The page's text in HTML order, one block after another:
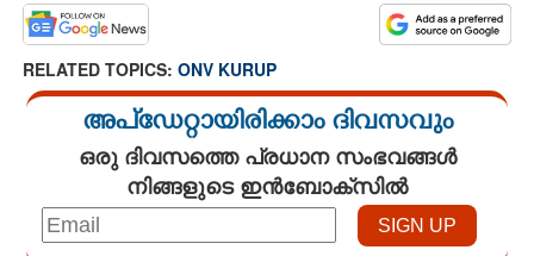
RELATED TOPICS: ONV KURUP
അപ്ഡേറ്റായിരിക്കാം ദിവസവും
ഒരു ദിവസത്തെ പ്രധാന സംഭവങ്ങൾ
നിങ്ങളുടെ ഇൻബോക്സിൽ